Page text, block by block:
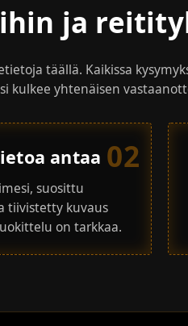
ja
täällä. Kaikissa
kulkee yhtenäisen
02
antaa
suosittu
tiivistetty kuvaus
on tarkkaa.